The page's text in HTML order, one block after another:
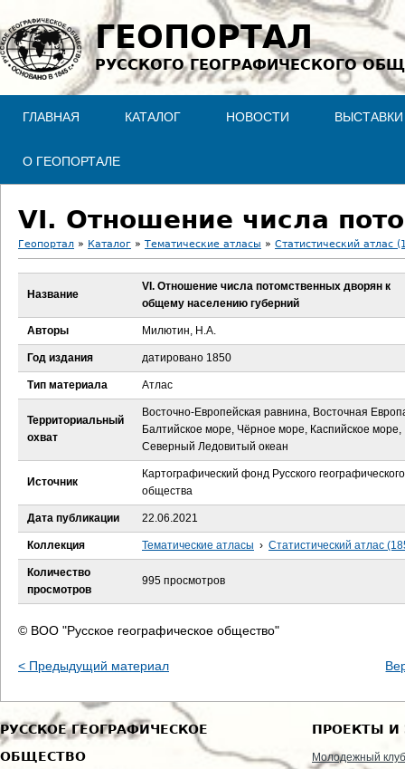
Jump to navigation
ГЕОПОРТАЛ
РУССКОГО ГЕОГРАФИЧЕСКОГО
ГЛАВНАЯ КАТАЛОГ НОВОСТИ ВЫСТАВКИ
О ГЕОПОРТАЛЕ
В
з
д
е
ь
Геопортал » Каталог » Тематические атласы » Статистический атлас
Название
VI. Отношение числа потомственных дворян к
общему населению губерний
Авторы Милютин, Н.А.
Год издания датировано 1850
Тип материала Атлас
Территориальный
охват
Восточно-Европейская равнина, Восточная
Балтийское море, Чёрное море, Каспийское море,
Северный Ледовитый океан
Источник
Картографический фонд Русского географического
общества
Дата публикации 22.06.2021
Коллекция Тематические атласы › Статистический атлас
Количество
просмотров
995 просмотров
© ВОО "Русское географическое общество"
< Предыдущий материал
РУССКОЕ ГЕОГРАФИЧЕСКОЕ
ОБЩЕСТВО
ПРОЕКТЫ И
Молодежный клуб